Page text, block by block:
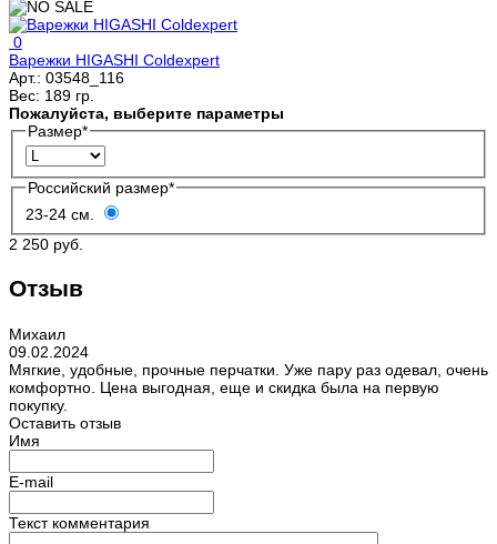
0
Варежки HIGASHI Coldexpert
Арт.: 03548_116
Вес: 189 гр.
Пожалуйста, выберите параметры
Размер*
Российский размер*
23-24 см.
2 250 руб.
Отзыв
Михаил
09.02.2024
Мягкие, удобные, прочные перчатки. Уже пару раз одевал, очень
комфортно. Цена выгодная, еще и скидка была на первую
покупку.
Оставить отзыв
Имя
E-mail
Текст комментария